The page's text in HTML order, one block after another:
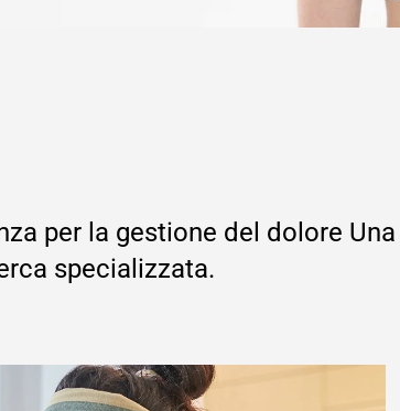
per la gestione del dolore
specializzata.